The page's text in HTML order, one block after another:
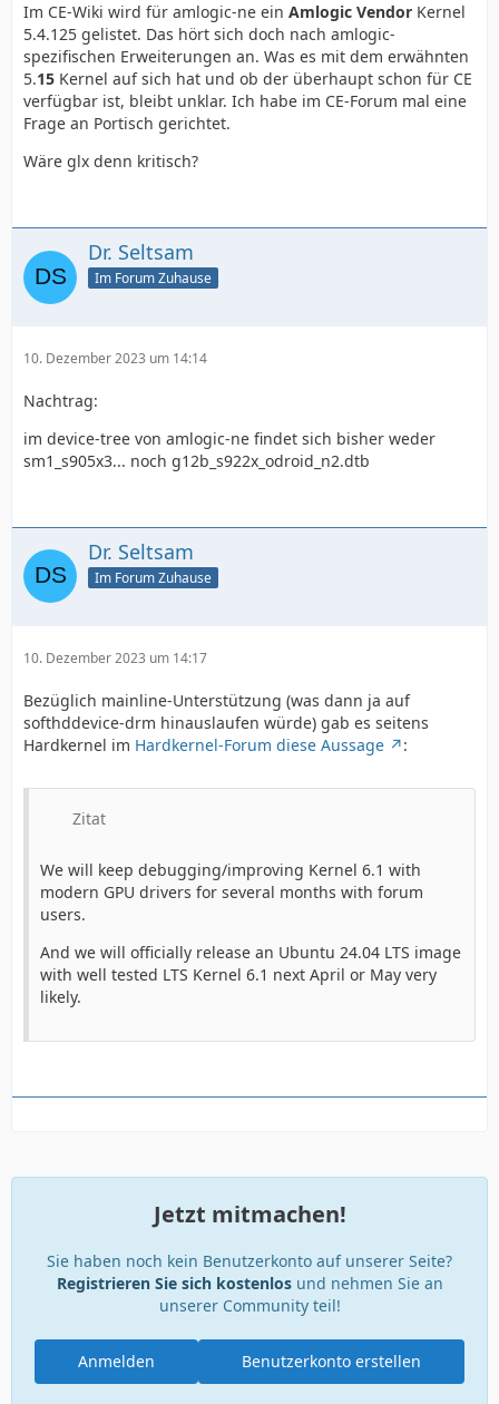
Im CE-Wiki wird für amlogic-ne ein Amlogic Vendor Kernel
5.4.125 gelistet. Das hört sich doch nach amlogic-
spezifischen Erweiterungen an. Was es mit dem erwähnten
5.15 Kernel auf sich hat und ob der überhaupt schon für CE
verfügbar ist, bleibt unklar. Ich habe im CE-Forum mal eine
Frage an Portisch gerichtet.
Wäre glx denn kritisch?
Dr. Seltsam
Im Forum Zuhause
10. Dezember 2023 um 14:14
Nachtrag:
im device-tree von amlogic-ne findet sich bisher weder
sm1_s905x3... noch g12b_s922x_odroid_n2.dtb
Dr. Seltsam
Im Forum Zuhause
10. Dezember 2023 um 14:17
Bezüglich mainline-Unterstützung (was dann ja auf
softhddevice-drm hinauslaufen würde) gab es seitens
Hardkernel im Hardkernel-Forum diese Aussage :
Zitat
We will keep debugging/improving Kernel 6.1 with
modern GPU drivers for several months with forum
users.
And we will officially release an Ubuntu 24.04 LTS image
with well tested LTS Kernel 6.1 next April or May very
likely.
Jetzt mitmachen!
Sie haben noch kein Benutzerkonto auf unserer Seite?
Registrieren Sie sich kostenlosund nehmen Sie an
unserer Community teil!
Benutzerkonto erstellen
Anmelden